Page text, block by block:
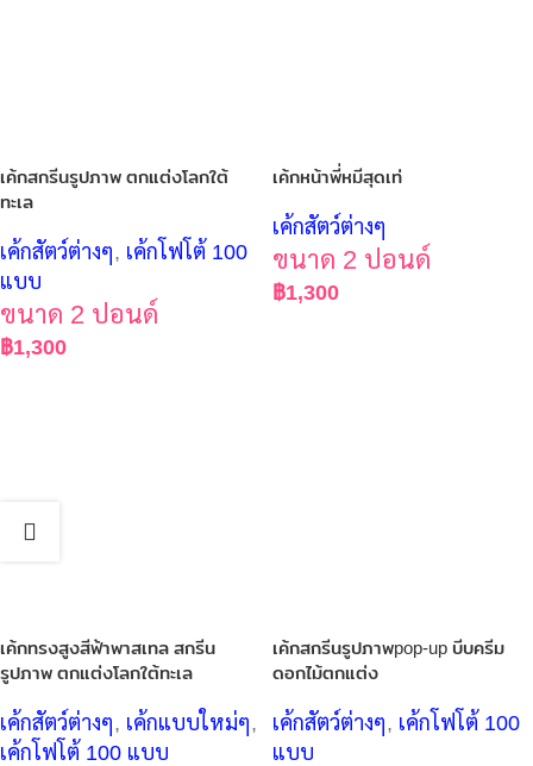
เค้กสกรีนรูปภาพ ตกแต่งโลกใต้
ทะเล
เค้กสัตว์ต่างๆ, เค้กโฟโต้ 100
แบบ
ขนาด 2 ปอนด์
฿1,300
เค้กหน้าพี่หมีสุดเท่
เค้กสัตว์ต่างๆ
ขนาด 2 ปอนด์
฿1,300
เค้กทรงสูงสีฟ้าพาสเทล สกรีน
รูปภาพ ตกแต่งโลกใต้ทะเล
เค้กสัตว์ต่างๆ, เค้กแบบใหม่ๆ,
เค้กโฟโต้ 100 แบบ
เค้กสกรีนรูปภาพpop-up บีบครีม
ดอกไม้ตกแต่ง
เค้กสัตว์ต่างๆ, เค้กโฟโต้ 100
แบบ